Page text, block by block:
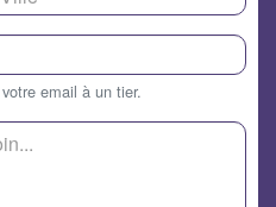
email à un tier.